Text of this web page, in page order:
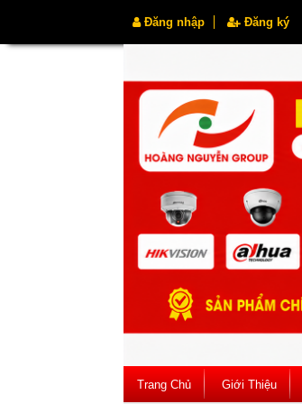
Đăng nhập Đăng ký
Trang Chủ Giới Thiệu